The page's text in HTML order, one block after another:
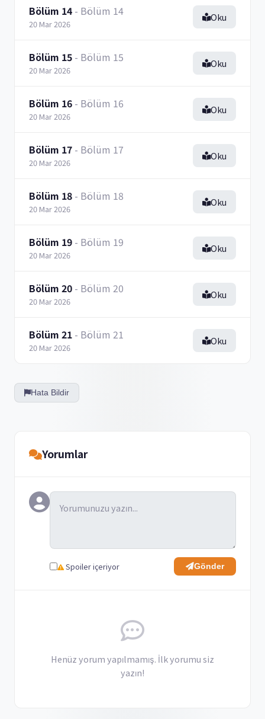
Bölüm 14 - Bölüm 14
20 Mar 2026
Oku
Bölüm 15 - Bölüm 15
20 Mar 2026
Oku
Bölüm 16 - Bölüm 16
20 Mar 2026
Oku
Bölüm 17 - Bölüm 17
20 Mar 2026
Oku
Bölüm 18 - Bölüm 18
20 Mar 2026
Oku
Bölüm 19 - Bölüm 19
20 Mar 2026
Oku
Bölüm 20 - Bölüm 20
20 Mar 2026
Oku
Bölüm 21 - Bölüm 21
20 Mar 2026
Oku
Hata Bildir
Yorumlar
Spoiler içeriyor Gönder
Henüz yorum yapılmamış. İlk yorumu siz
yazın!